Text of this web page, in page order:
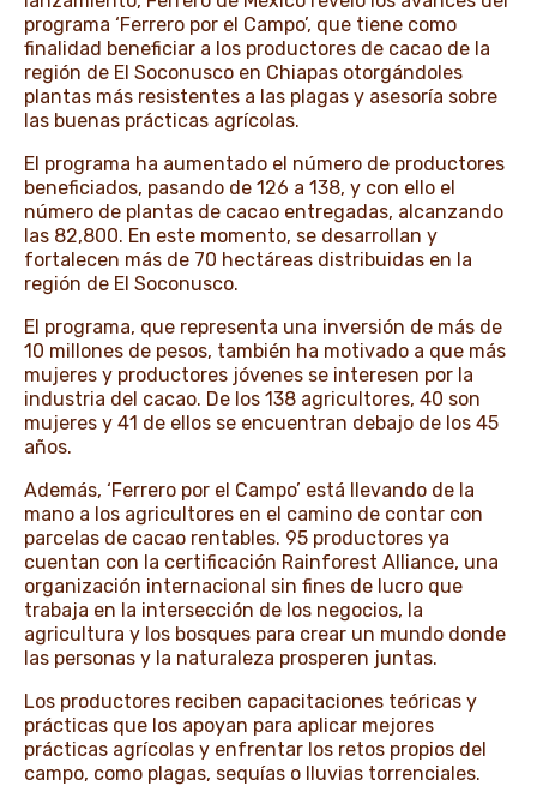
programa ‘Ferrero por el Campo’, que tiene como
finalidad beneficiar a los productores de cacao de la
región de El Soconusco en Chiapas otorgándoles
plantas más resistentes a las plagas y asesoría sobre
las buenas prácticas agrícolas.
El programa ha aumentado el número de productores
beneficiados, pasando de 126 a 138, y con ello el
número de plantas de cacao entregadas, alcanzando
las 82,800. En este momento, se desarrollan y
fortalecen más de 70 hectáreas distribuidas en la
región de El Soconusco.
El programa, que representa una inversión de más de
10 millones de pesos, también ha motivado a que más
mujeres y productores jóvenes se interesen por la
industria del cacao. De los 138 agricultores, 40 son
mujeres y 41 de ellos se encuentran debajo de los 45
años.
Además, ‘Ferrero por el Campo’ está llevando de la
mano a los agricultores en el camino de contar con
parcelas de cacao rentables. 95 productores ya
cuentan con la certificación Rainforest Alliance, una
organización internacional sin fines de lucro que
trabaja en la intersección de los negocios, la
agricultura y los bosques para crear un mundo donde
las personas y la naturaleza prosperen juntas.
Los productores reciben capacitaciones teóricas y
prácticas que los apoyan para aplicar mejores
prácticas agrícolas y enfrentar los retos propios del
campo, como plagas, sequías o lluvias torrenciales.